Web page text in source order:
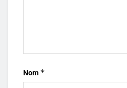
Nom *